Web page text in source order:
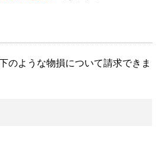
のような物損について請求できま